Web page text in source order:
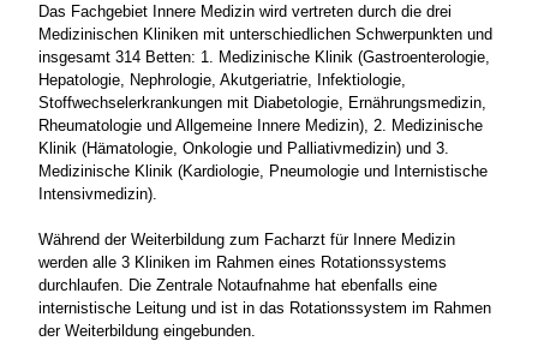
Das Fachgebiet Innere Medizin wird vertreten durch die drei
Medizinischen Kliniken mit unterschiedlichen Schwerpunkten und
insgesamt 314 Betten: 1. Medizinische Klinik (Gastroenterologie,
Hepatologie, Nephrologie, Akutgeriatrie, Infektiologie,
Stoffwechselerkrankungen mit Diabetologie, Ernährungsmedizin,
Rheumatologie und Allgemeine Innere Medizin), 2. Medizinische
Klinik (Hämatologie, Onkologie und Palliativmedizin) und 3.
Medizinische Klinik (Kardiologie, Pneumologie und Internistische
Intensivmedizin).
Während der Weiterbildung zum Facharzt für Innere Medizin
werden alle 3 Kliniken im Rahmen eines Rotationssystems
durchlaufen. Die Zentrale Notaufnahme hat ebenfalls eine
internistische Leitung und ist in das Rotationssystem im Rahmen
der Weiterbildung eingebunden.